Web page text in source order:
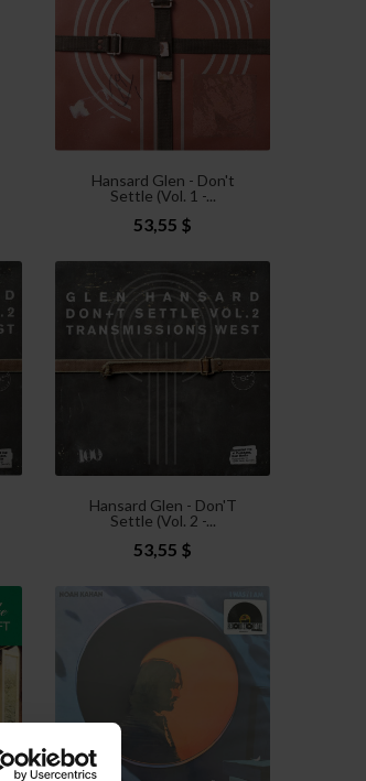
Hansard Glen - Don't
Settle (Vol. 1 -...
53,55 $
Hansard Glen - Don'T
Settle (Vol. 2 -...
53,55 $